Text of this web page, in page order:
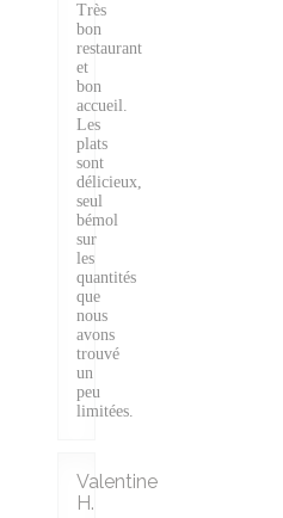
Très
bon
restaurant
et
bon
accueil.
Les
plats
sont
délicieux,
seul
bémol
sur
les
quantités
que
nous
avons
trouvé
un
peu
limitées.
Valentine
H